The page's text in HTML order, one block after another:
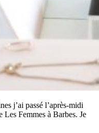
j’ai passé l’après-midi
Les Femmes à Barbes. Je